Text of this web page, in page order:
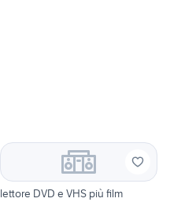
lettore DVD e VHS più film